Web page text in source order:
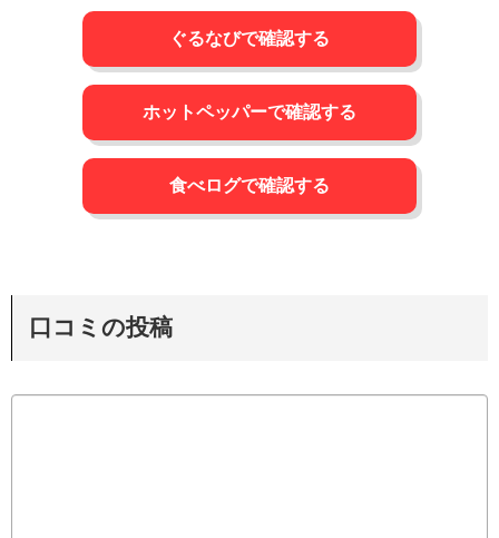
ぐるなびで確認する
ホットペッパーで確認する
食べログで確認する
口コミの投稿